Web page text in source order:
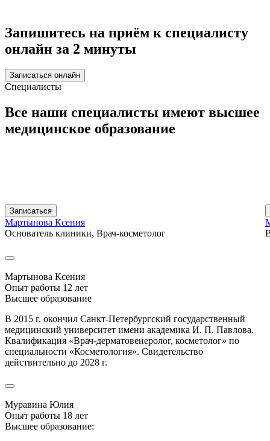
Запишитесь на приём к специалисту
онлайн за 2 минуты
Записаться онлайн
Специалисты
Все наши специалисты имеют высшее
медицинское образование
Записаться
Мартынова Ксения
Основатель клиники, Врач-косметолог
Мартынова Ксения
Опыт работы 12 лет
Высшее образование
В 2015 г. окончил Санкт-Петербургский государственный
медицинский университет имени академика И. П. Павлова.
Квалификация «Врач-дерматовенеролог, косметолог» по
специальности «Косметология». Свидетельство
действительно до 2028 г.
Муравина Юлия
Опыт работы 18 лет
Высшее образование: